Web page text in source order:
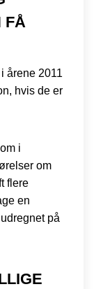
FÅ
årene 2011
hvis de er
i
om
flere
en
på